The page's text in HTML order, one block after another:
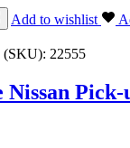
Add to wishlist
(SKU): 22555
Nissan